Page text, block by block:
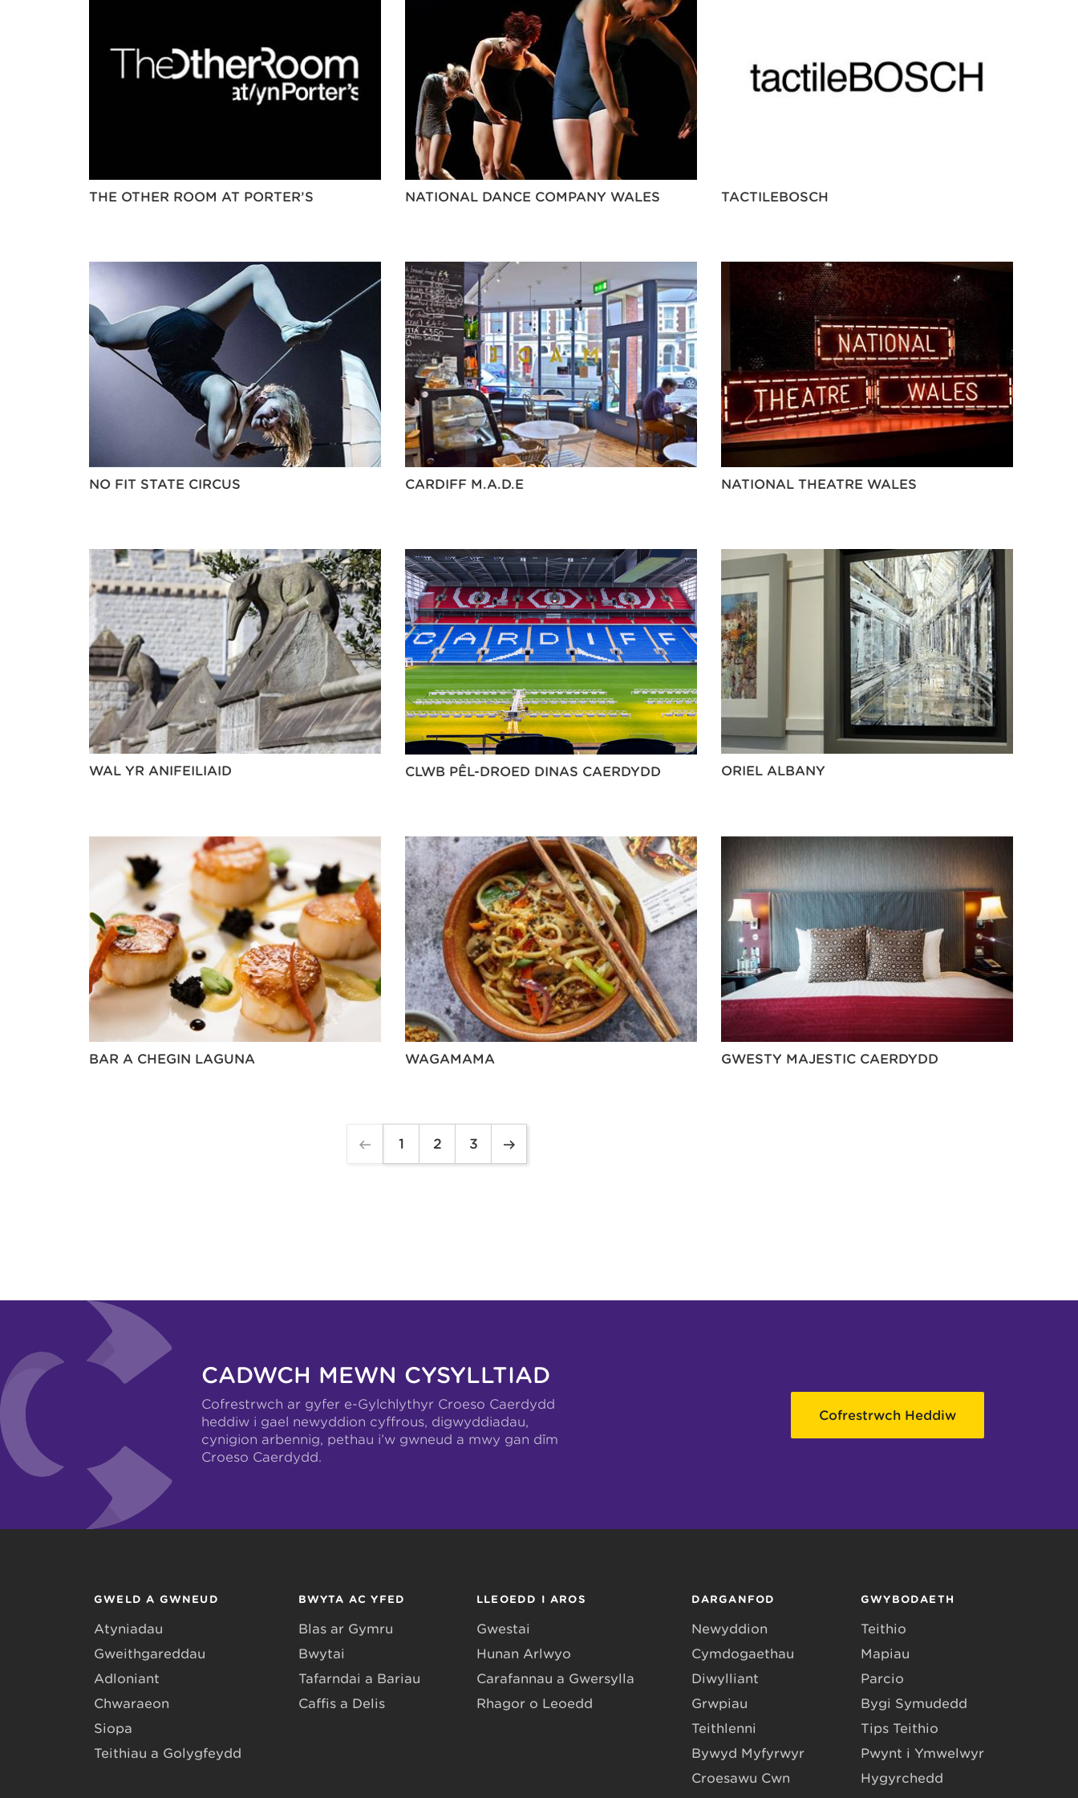
THE OTHER ROOM AT PORTER’S NATIONAL DANCE COMPANY WALES TACTILEBOSCH
NO FIT STATE CIRCUS CARDIFF M.A.D.E NATIONAL THEATRE WALES
WAL YR ANIFEILIAID CLWB PÊL-DROED DINAS CAERDYDD ORIEL ALBANY
BAR A CHEGIN LAGUNA WAGAMAMA GWESTY MAJESTIC CAERDYDD
1 2 3
CADWCH MEWN CYSYLLTIAD
Cofrestrwch ar gyfer e-Gylchlythyr Croeso Caerdydd
heddiw i gael newyddion cyffrous, digwyddiadau,
cynigion arbennig, pethau i’w gwneud a mwy gan dîm
Croeso Caerdydd.
Cofrestrwch Heddiw
GWELD A GWNEUD
Atyniadau
Gweithgareddau
Adloniant
Chwaraeon
Siopa
Teithiau a Golygfeydd
BWYTA AC YFED
Blas ar Gymru
Bwytai
Tafarndai a Bariau
Caffis a Delis
LLEOEDD I AROS
Gwestai
Hunan Arlwyo
Carafannau a Gwersylla
Rhagor o Leoedd
DARGANFOD
Newyddion
Cymdogaethau
Diwylliant
Grwpiau
Teithlenni
Bywyd Myfyrwyr
Croesawu Cŵn
GWYBODAETH
Teithio
Mapiau
Parcio
Bygi Symudedd
Tips Teithio
Pwynt i Ymwelwyr
Hygyrchedd